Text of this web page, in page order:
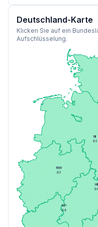
Deutschland-Karte
Klicken Sie auf ein
Aufschlüsselung.
HB
82
NI
83
NW
83
RP
84